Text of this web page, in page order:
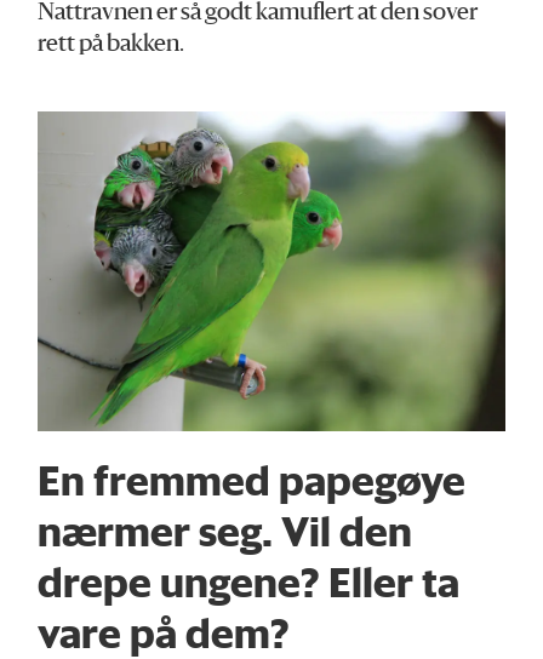
Nattravnen er så godt kamuflert at den sover
rett på bakken.
En fremmed papegøye
nærmer seg. Vil den
drepe ungene? Eller ta
vare på dem?